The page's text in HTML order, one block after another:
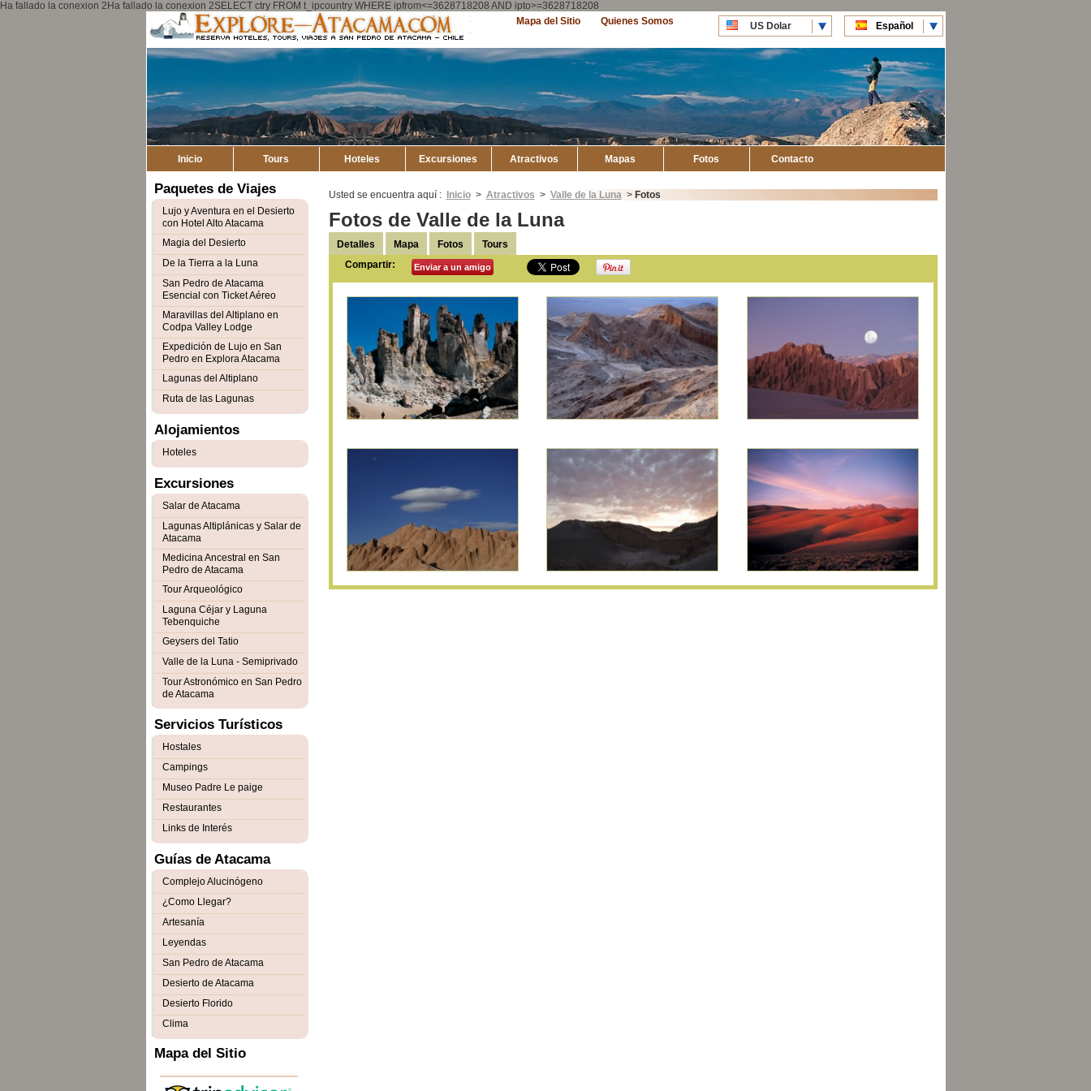
Ha fallado la conexion 2Ha fallado la conexion 2SELECT ctry FROM t_ipcountry WHERE ipfrom<=3628718208 AND ipto>=3628718208
US Dolar
CLP Pesos
Español
English
Quienes Somos
Mapa del Sitio
Inicio Tours Hoteles Excursiones Atractivos Mapas Fotos Contacto
Usted se encuentra aquí : Inicio > Atractivos > Valle de la Luna > Fotos
Fotos de Valle de la Luna
Detalles Mapa Fotos
Tours
Compartir:
Enviar a un amigo
Paquetes de Viajes
Lujo y Aventura en el Desierto
con Hotel Alto Atacama
Magia del Desierto
De la Tierra a la Luna
San Pedro de Atacama
Esencial con Ticket Aéreo
Maravillas del Altiplano en
Codpa Valley Lodge
Expedición de Lujo en San
Pedro en Explora Atacama
Lagunas del Altiplano
Ruta de las Lagunas
Alojamientos
Hoteles
Excursiones
Salar de Atacama
Lagunas Altiplánicas y Salar de
Atacama
Medicina Ancestral en San
Pedro de Atacama
Tour Arqueológico
Laguna Céjar y Laguna
Tebenquiche
Geysers del Tatio
Valle de la Luna - Semiprivado
Tour Astronómico en San Pedro
de Atacama
Servicios Turísticos
Hostales
Campings
Museo Padre Le paige
Restaurantes
Links de Interés
Guías de Atacama
Complejo Alucinógeno
¿Como Llegar?
Artesanía
Leyendas
San Pedro de Atacama
Desierto de Atacama
Desierto Florido
Clima
Mapa del Sitio